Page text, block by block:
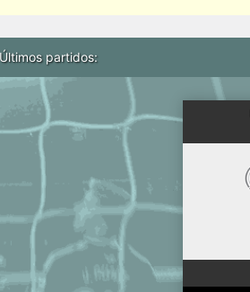
Últimos partidos: